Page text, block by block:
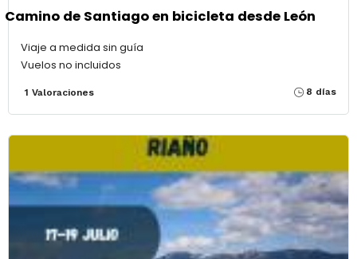
Camino de Santiago en bicicleta desde León
Viaje a medida sin guía
Vuelos no incluidos
1 Valoraciones 8 días